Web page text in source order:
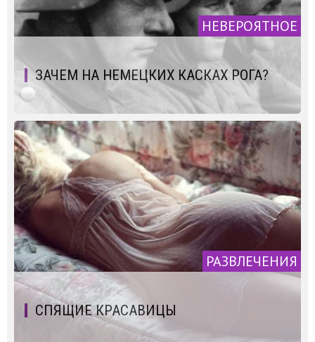
НЕВЕРОЯТНОЕ
ЗАЧЕМ НА НЕМЕЦКИХ КАСКАХ РОГА?
РАЗВЛЕЧЕНИЯ
СПЯЩИЕ КРАСАВИЦЫ